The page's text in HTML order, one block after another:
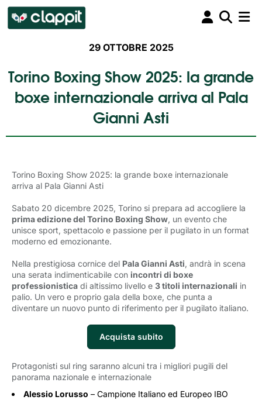
29 OTTOBRE 2025
Torino Boxing Show 2025: la grande
boxe internazionale arriva al Pala
Gianni Asti
Torino Boxing Show 2025: la grande boxe internazionale
arriva al Pala Gianni Asti
Sabato 20 dicembre 2025, Torino si prepara ad accogliere la
prima edizione del Torino Boxing Show, un evento che
unisce sport, spettacolo e passione per il pugilato in un format
moderno ed emozionante.
Nella prestigiosa cornice del Pala Gianni Asti, andrà in scena
una serata indimenticabile con incontri di boxe
professionistica di altissimo livello e 3 titoli internazionali in
palio. Un vero e proprio gala della boxe, che punta a
diventare un nuovo punto di riferimento per il pugilato italiano.
Acquista subito
Protagonisti sul ring saranno alcuni tra i migliori pugili del
panorama nazionale e internazionale
Alessio Lorusso – Campione Italiano ed Europeo IBO